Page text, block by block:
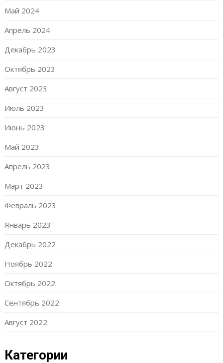
Май 2024
Апрель 2024
Декабрь 2023
Октябрь 2023
Август 2023
Июль 2023
Июнь 2023
Май 2023
Апрель 2023
Март 2023
Февраль 2023
Январь 2023
Декабрь 2022
Ноябрь 2022
Октябрь 2022
Сентябрь 2022
Август 2022
Категории